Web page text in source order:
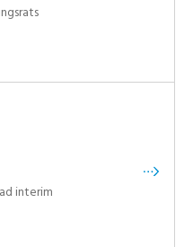
interim